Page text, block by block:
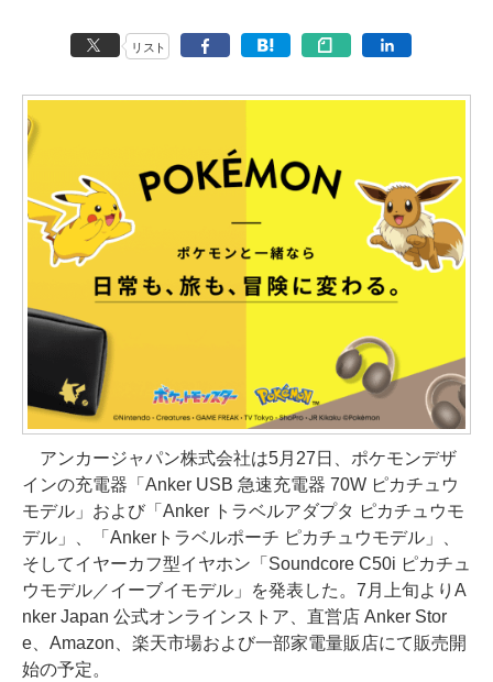
リスト
アンカージャパン株式会社は5月27日、ポケモンデザ
インの充電器「Anker USB 急速充電器 70W ピカチュウ
モデル」および「Anker トラベルアダプタ ピカチュウモ
デル」、「Ankerトラベルポーチ ピカチュウモデル」、
そしてイヤーカフ型イヤホン「Soundcore C50i ピカチュ
ウモデル／イーブイモデル」を発表した。7月上旬よりA
nker Japan 公式オンラインストア、直営店 Anker Stor
e、Amazon、楽天市場および一部家電量販店にて販売開
始の予定。